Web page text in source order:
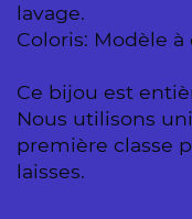
lavage.
Coloris: Modèle
Ce bijou est
Nous utilisons
première classe
laisses.